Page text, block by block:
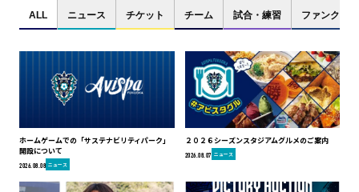
ALL ニュース チケット チーム 試合・練習 ファンクラブ
ホームゲームでの「サステナビリティパーク」
開設について
2026.08.08 ニュース
２０２６シーズンスタジアムグルメのご案内
2026.08.07 ニュース